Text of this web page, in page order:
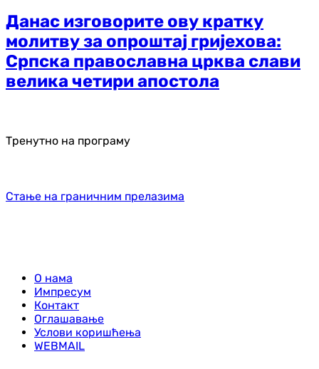
Данас изговорите ову кратку
молитву за опроштај гријехова:
Српска православна црква слави
велика четири апостола
Тренутно на програму
Стање на граничним прелазима
О нама
Импресум
Контакт
Оглашавање
Услови коришћења
WEBMAIL